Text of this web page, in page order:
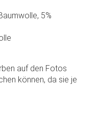
5%
auf den Fotos
können, da sie je